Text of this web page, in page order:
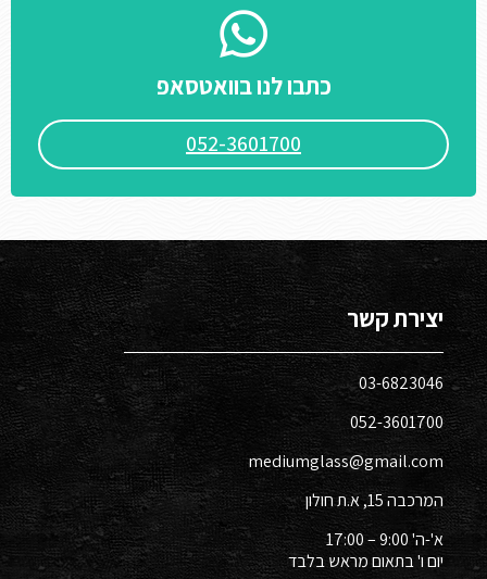
כתבו לנו בוואטסאפ
052-3601700
יצירת קשר
03-6823046​
052-3601700​
mediumglass@gmail.com
המרכבה 15, א.ת חולון​
א'-ה' 9:00 – 17:00
יום ו' בתאום מראש בלבד